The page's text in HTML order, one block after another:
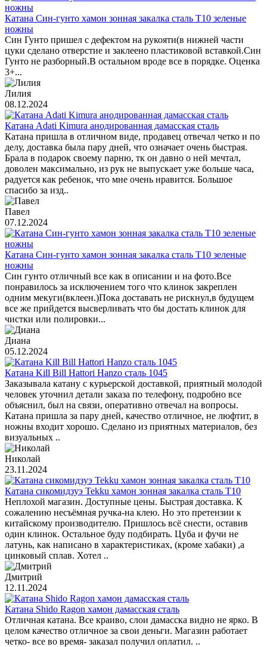
Катана Син-гунто хамон зонная закалка сталь T10 зеленые
ножны
Син Гунто пришел с дефектом на рукояти(в нижней части
цуки сделано отверстие и заклеено пластиковой вставкой.Син
Гунто не разборный.В остальном вроде все в порядке. Оценка
3+...
Лилия
08.12.2024
Катана Adati Kimura анодированная дамасская сталь
Катана пришла в отличном виде, продавец отвечал четко и по
делу, доставка была пару дней, что означает очень быстрая.
Брала в подарок своему парню, тк он давно о ней мечтал,
доволен максимально, из рук не выпускает уже больше часа,
радуется как ребенок, что мне очень нравится. Большое
спасибо за изд..
Павел
07.12.2024
Катана Син-гунто хамон зонная закалка сталь T10 зеленые
ножны
Син гунто отличный все как в описании и на фото.Все
понравилось за исключением того что клинок закреплен
одним мекуги(вклеен.)Пока доставать не рискнул,в будущем
все же прийдется высверливать что бы достать клинок для
чистки или полировки...
Диана
05.12.2024
Катана Kill Bill Hattori Hanzo сталь 1045
Заказывала катану с курьерской доставкой, приятный молодой
человек уточнил детали заказа по телефону, подробно все
объяснил, был на связи, оперативно отвечал на вопросы.
Катана пришла за пару дней, качество отличное, не люфтит, в
ножны входит хорошо. Сделано из приятных материалов, без
визуальных ..
Николай
23.11.2024
Катана сикомидзуэ Tekku хамон зонная закалка сталь T10
Неплохой магазин. Доступные цены. Быстрая доставка. К
сожалению несъёмная ручка-на клею. Но это претензии к
китайскому производителю. Пришлось всё снести, оставив
один клинок. Остальное буду подбирать. Цуба и фучи не
латунь, как написано в характеристиках, (кроме хабаки) ,а
цинковый сплав. Хотел ..
Дмитрий
12.11.2024
Катана Shido Ragon хамон дамасская сталь
Отличная катана. Все краиво, слои дамасска видно не ярко. В
целом качество отличное за свои деньги. Магазин работает
четко- все во время- заказал получил оплатил. ..